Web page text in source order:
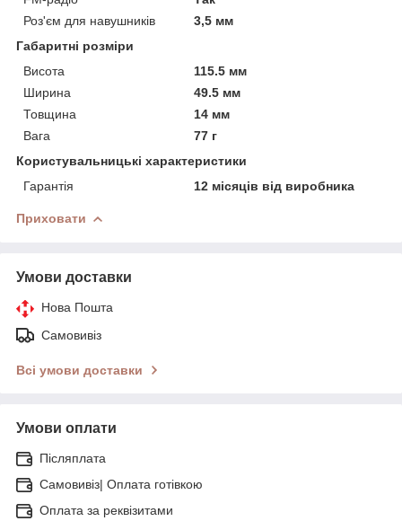
Роз'єм для навушників
3,5 мм
Габаритні розміри
Висота
115.5 мм
Ширина
49.5 мм
Товщина
14 мм
Вага
77 г
Користувальницькі характеристики
Гарантія
12 місяців від виробника
Приховати
Умови доставки
Нова Пошта
Самовивіз
Всі умови доставки
Умови оплати
Післяплата
Самовивіз| Оплата готівкою
Оплата за реквізитами